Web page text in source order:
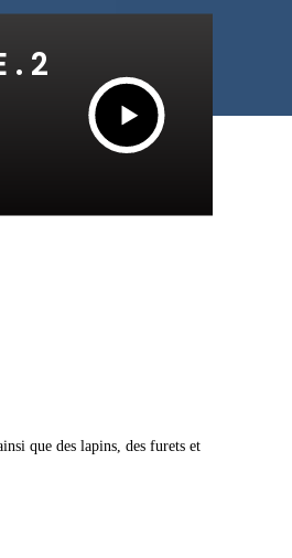
. 2
que des lapins, des furets et